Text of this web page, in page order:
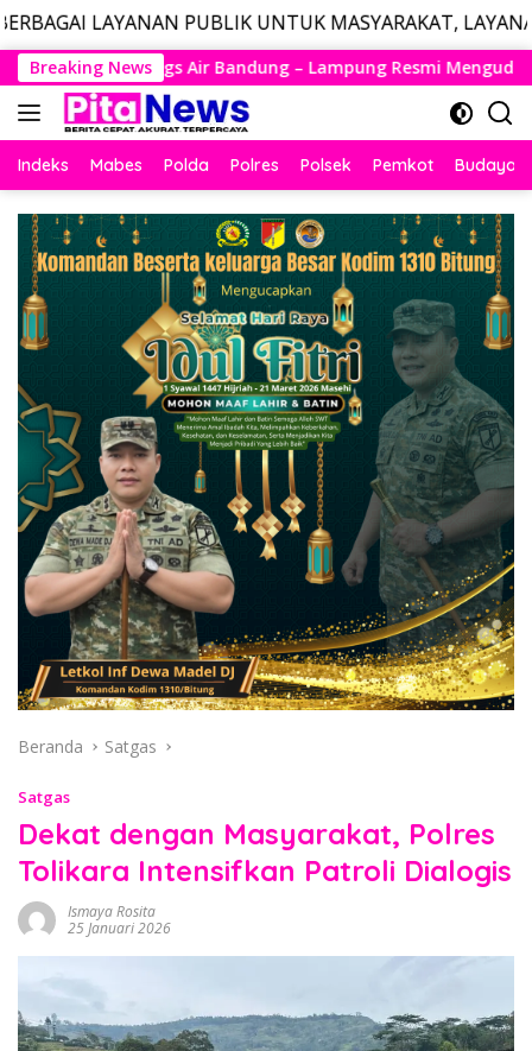
PUBLIK UNTUK MASYARAKAT, LAYANAN DARURAT
Langsung
ke
konten
Breaking News
– Lampung Resmi Mengudara, Husein Kembali Layani Rute
Indeks Mabes Polda Polres Polsek Pemkot Budaya
Beranda Satgas
Satgas
Dekat dengan Masyarakat, Polres
Tolikara Intensifkan Patroli Dialogis
Ismaya Rosita
25 Januari 2026